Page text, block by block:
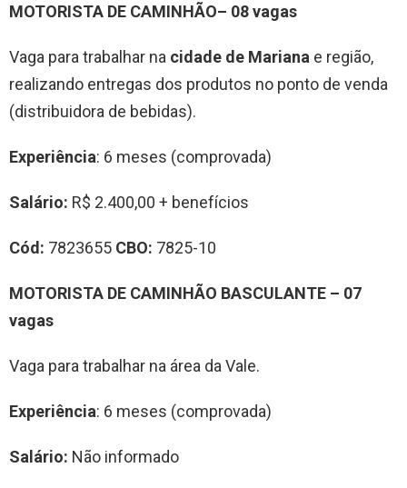
MOTORISTA DE CAMINHÃO– 08 vagas
Vaga para trabalhar na cidade de Mariana e região,
realizando entregas dos produtos no ponto de venda
(distribuidora de bebidas).
Experiência: 6 meses (comprovada)
Salário: R$ 2.400,00 + benefícios
Cód: 7823655 CBO: 7825-10
MOTORISTA DE CAMINHÃO BASCULANTE – 07
vagas
Vaga para trabalhar na área da Vale.
Experiência: 6 meses (comprovada)
Salário: Não informado